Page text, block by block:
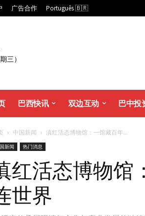
广告合作 Português 🇧🇷
三）
巴西快讯 双边互动 巴中投
中国新闻 滇红活态博物馆：一馆藏百年...
新闻 热门消息
红活态博物馆
世界